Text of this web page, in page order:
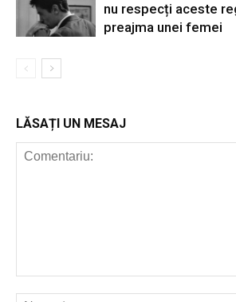
nu respecți aceste
preajma unei femei
LĂSAȚI UN MESAJ